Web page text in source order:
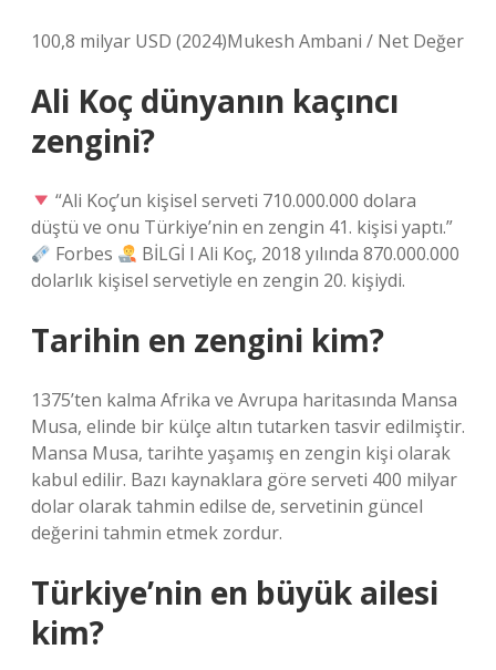
100,8 milyar USD (2024)Mukesh Ambani / Net Değer
Ali Koç dünyanın kaçıncı
zengini?
“Ali Koç’un kişisel serveti 710.000.000 dolara
düştü ve onu Türkiye’nin en zengin 41. kişisi yaptı.”
Forbes
BİLGİ l Ali Koç, 2018 yılında 870.000.000
dolarlık kişisel servetiyle en zengin 20. kişiydi.
Tarihin en zengini kim?
1375’ten kalma Afrika ve Avrupa haritasında Mansa
Musa, elinde bir külçe altın tutarken tasvir edilmiştir.
Mansa Musa, tarihte yaşamış en zengin kişi olarak
kabul edilir. Bazı kaynaklara göre serveti 400 milyar
dolar olarak tahmin edilse de, servetinin güncel
değerini tahmin etmek zordur.
Türkiye’nin en büyük ailesi
kim?